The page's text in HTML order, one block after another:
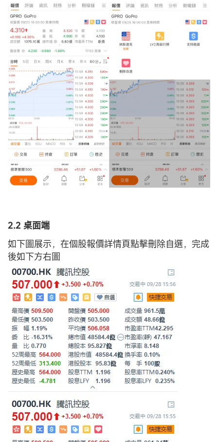
2.2 桌面端
如下圖展示，在個股報價詳情頁點擊刪除自選，完成
後如下方右圖